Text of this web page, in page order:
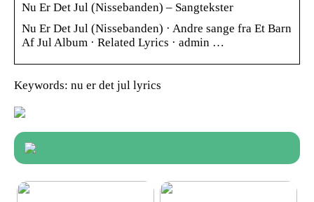
Nu Er Det Jul (Nissebanden) – Sangtekster
Nu Er Det Jul (Nissebanden) · Andre sange fra Et Barn
Af Jul Album · Related Lyrics · admin …
Keywords: nu er det jul lyrics